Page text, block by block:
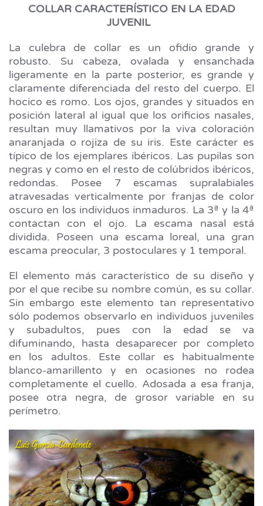
COLLAR CARACTERÍSTICO EN LA EDAD
JUVENIL
La culebra de collar es un ofidio grande y
robusto. Su cabeza, ovalada y ensanchada
ligeramente en la parte posterior, es grande y
claramente diferenciada del resto del cuerpo. El
hocico es romo. Los ojos, grandes y situados en
posición lateral al igual que los orificios nasales,
resultan muy llamativos por la viva coloración
anaranjada o rojiza de su iris. Este carácter es
típico de los ejemplares ibéricos. Las pupilas son
negras y como en el resto de colúbridos ibéricos,
redondas. Posee 7 escamas supralabiales
atravesadas verticalmente por franjas de color
oscuro en los individuos inmaduros. La 3ª y la 4ª
contactan con el ojo. La escama nasal está
dividida. Poseen una escama loreal, una gran
escama preocular, 3 postoculares y 1 temporal.
El elemento más característico de su diseño y
por el que recibe su nombre común, es su collar.
Sin embargo este elemento tan representativo
sólo podemos observarlo en individuos juveniles
y subadultos, pues con la edad se va
difuminando, hasta desaparecer por completo
en los adultos. Este collar es habitualmente
blanco-amarillento y en ocasiones no rodea
completamente el cuello. Adosada a esa franja,
posee otra negra, de grosor variable en su
perímetro.